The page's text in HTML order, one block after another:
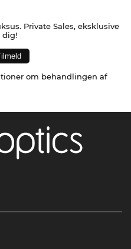
Private Sales, eksklusive
dig!
om behandlingen af